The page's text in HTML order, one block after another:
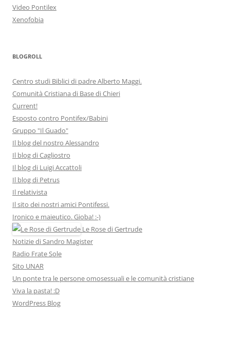
Video Pontilex
Xenofobia
BLOGROLL
Centro studi Biblici di padre Alberto Maggi.
Comunità Cristiana di Base di Chieri
Current!
Esposto contro Pontifex/Babini
Gruppo "Il Guado"
Il blog del nostro Alessandro
Il blog di Cagliostro
Il blog di Luigi Accattoli
Il blog di Petrus
Il relativista
Il sito dei nostri amici Pontifessi.
Ironico e maieutico. Gioba! :-)
Le Rose di Gertrude
Notizie di Sandro Magister
Radio Frate Sole
Sito UNAR
Un ponte tra le persone omosessuali e le comunità cristiane
Viva la pasta! :D
WordPress Blog